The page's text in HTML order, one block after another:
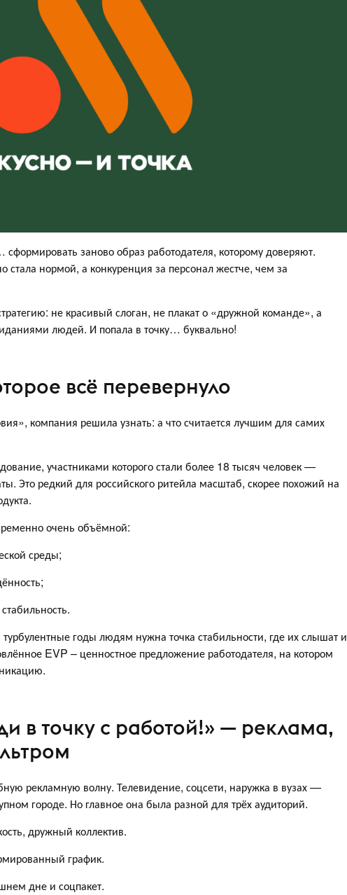
заново образ работодателя, которому доверяют.
стала нормой, а конкуренция за персонал жестче, чем за
не красивый слоган, не плакат о «дружной команде», а
людей. И попала в точку… буквально!
всё перевернуло
компания решила узнать: а что считается лучшим для самих
участниками которого стали более 18 тысяч человек —
Это редкий для российского ритейла масштаб, скорее похожий на
очень объёмной:
среды;
годы людям нужна точка стабильности, где их слышат и
EVP – ценностное предложение работодателя, на котором
в точку с работой!» — реклама,
рекламную волну. Телевидение, соцсети, наружка в вузах —
городе. Но главное она была разной для трёх аудиторий.
дружный коллектив.
график.
дне и соцпакет.